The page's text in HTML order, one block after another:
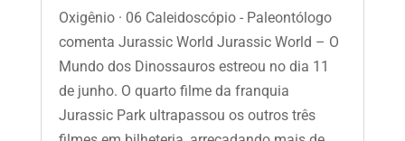
Oxigênio · 06 Caleidoscópio - Paleontólogo
comenta Jurassic World Jurassic World – O
Mundo dos Dinossauros estreou no dia 11
de junho. O quarto filme da franquia
Jurassic Park ultrapassou os outros três